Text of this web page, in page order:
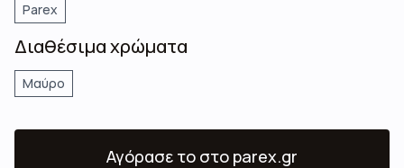
Parex
Διαθέσιμα χρώματα
Μαύρο
Αγόρασε το στο parex.gr